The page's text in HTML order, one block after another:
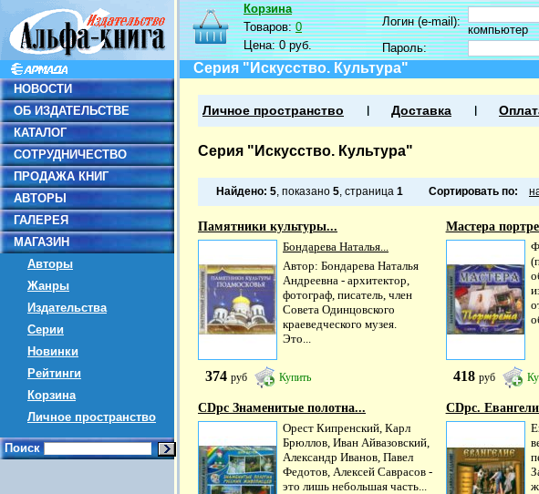
НОВОСТИ
ОБ ИЗДАТЕЛЬСТВЕ
КАТАЛОГ
СОТРУДНИЧЕСТВО
ПРОДАЖА КНИГ
АВТОРЫ
ГАЛЕРЕЯ
МАГАЗИН
Авторы
Жанры
Издательства
Серии
Новинки
Рейтинги
Корзина
Личное пространство
Поиск
Корзина
Товаров:0
Цена:0 руб.
Логин (e-mail):
компьютер
Пароль:
Серия "Искусство. Культура"
Личное пространство Доставка
Серия "Искусство. Культура"
Найдено: 5, показано 5, страница 1 Сортировать по:
Памятники культуры...
Бондарева Наталья...
Автор: Бондарева Наталья
Андреевна - архитектор,
фотограф, писатель, член
Совета Одинцовского
краеведческого музея.
Это...
374 руб Купить
Мастера
418 руб
CDpc Знаменитые полотна...
Орест Кипренский, Карл
Брюллов, Иван Айвазовский,
Александр Иванов, Павел
Федотов, Алексей Саврасов -
это лишь небольшая часть...
CDpc.